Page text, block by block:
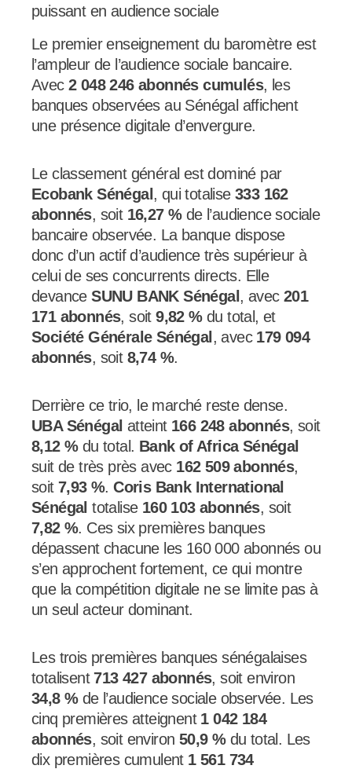
puissant en audience sociale
Le premier enseignement du baromètre est
l’ampleur de l’audience sociale bancaire.
Avec 2 048 246 abonnés cumulés, les
banques observées au Sénégal affichent
une présence digitale d’envergure.
Le classement général est dominé par
Ecobank Sénégal, qui totalise 333 162
abonnés, soit 16,27 %de l’audience sociale
bancaire observée. La banque dispose
donc d’un actif d’audience très supérieur à
celui de ses concurrents directs. Elle
devanceSUNU BANK Sénégal, avec 201
171 abonnés, soit9,82 %du total, et
Société Générale Sénégal, avec 179 094
abonnés, soit 8,74 %.
Derrière ce trio, le marché reste dense.
UBA Sénégal atteint 166 248 abonnés, soit
8,12 %du total. Bank of Africa Sénégal
suit de très près avec 162 509 abonnés,
soit 7,93 %.Coris Bank International
Sénégal totalise 160 103 abonnés, soit
7,82 %. Ces six premières banques
dépassent chacune les 160 000 abonnés ou
s’en approchent fortement, ce qui montre
que la compétition digitale ne se limite pas à
un seul acteur dominant.
Les trois premières banques sénégalaises
totalisent713 427 abonnés, soit environ
34,8 %de l’audience sociale observée. Les
cinq premières atteignent 1 042 184
abonnés, soit environ 50,9 %du total. Les
dix premières cumulent 1 561 734